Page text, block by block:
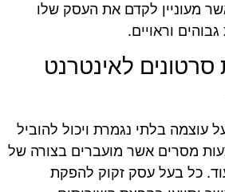
מעוניין לקדם את העסק שלו
וראויים.
סרטונים לאינטרנט
עוצמה בלתי נגמרת ויכול להוביל
מסרים אשר מועברים בצורה של
כל בעל עסק זקוק להפקת